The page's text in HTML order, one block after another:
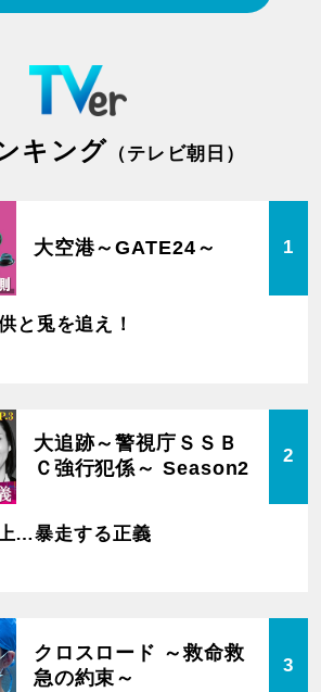
キング （テレビ朝日）
大空港～GATE24～ 1
と兎を追え！
大追跡～警視庁ＳＳＢ
Ｃ強行犯係～ Season2
2
…暴走する正義
クロスロード ～救命救
急の約束～
3